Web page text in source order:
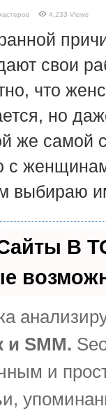
4,233 Views
свои
что
но
же самой
с
выбираю
В
и SMM.
и